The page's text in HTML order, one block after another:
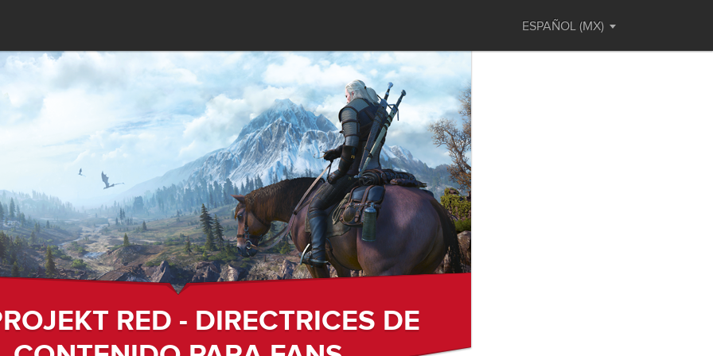
ESPAÑOL (MX)
RED - DIRECTRICES DE